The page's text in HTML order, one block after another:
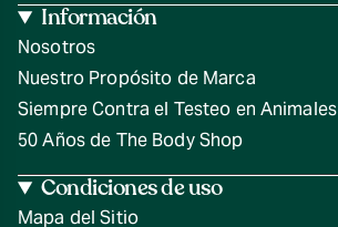
Información
Nosotros
Nuestro Propósito de Marca
Siempre Contra el Testeo en Animales
50 Años de The Body Shop
Condiciones de uso
Mapa del Sitio